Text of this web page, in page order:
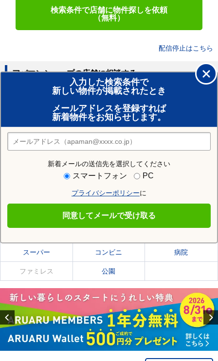
検索条件で店舗に物件探しを依頼
（無料）
配信停止はこちら
入力した検索条件で
新しい物件が掲載されたとき
メールアドレスを登録すれば
新着物件をお知らせします。
新着メールの送信先を選択してください
スマートフォン PC
プライバシーポリシーに
同意してメールで受け取る
アパマンショップの店舗に相談する
賃貸のプロがお部屋探し！
おまかせ物件リクエスト
住みたい街の店舗を探す
店舗検索
住む街研究所で吉祥寺駅の情報を見る
吉祥寺駅の施設一覧
スーパー コンビニ 病院
ファミレス 公園
Previous